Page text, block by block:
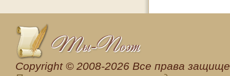
Сopyright © 2008-2026 Все права